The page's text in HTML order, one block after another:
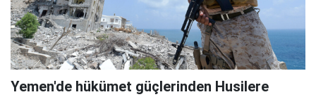
Yemen'de hükümet güçlerinden Husilere